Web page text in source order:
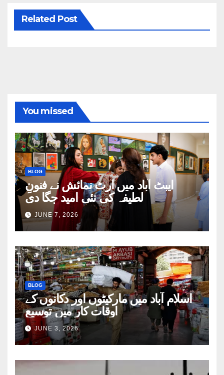
Related Post
You missed
BLOG
ایبٹ آباد میں آرٹ نمائش نے فنونِ
لطیفہ کی نئی امید جگا دی
JUNE 7, 2026
BLOG
اسلام آباد میں مارکیٹوں اور دکانوں کے
اوقات کار میں توسیع
JUNE 3, 2026